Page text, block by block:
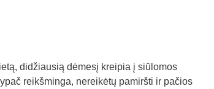
didžiausią dėmesį kreipia į siūlomos
reikšminga, nereikėtų pamiršti ir pačios